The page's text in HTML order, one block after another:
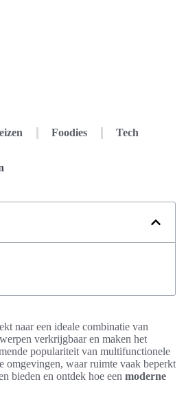
Foodies Tech
naar een ideale combinatie van
verkrijgbaar en maken het
populariteit van multifunctionele
omgevingen, waar ruimte vaak beperkt
bieden en ontdek hoe een moderne